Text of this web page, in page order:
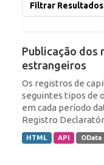
Filtrar Resultados
Publicação dos
estrangeiros
Os registros de
seguintes tipos de
em cada período
Registro
HTML API OData